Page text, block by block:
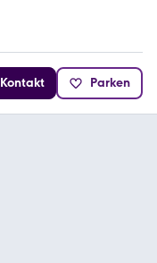
Kontakt Parken